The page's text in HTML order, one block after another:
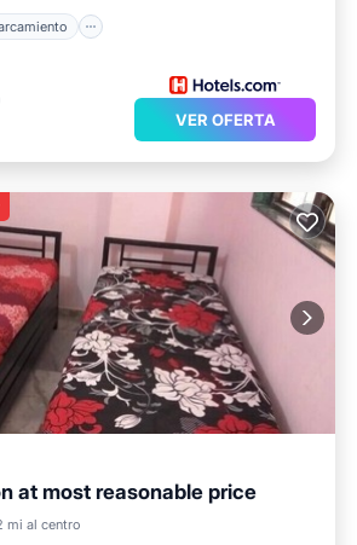
VER OFERTA
at most reasonable price
mi al centro
Cocina
Internet
niños